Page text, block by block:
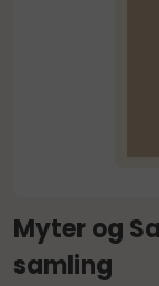
Myter og
samling